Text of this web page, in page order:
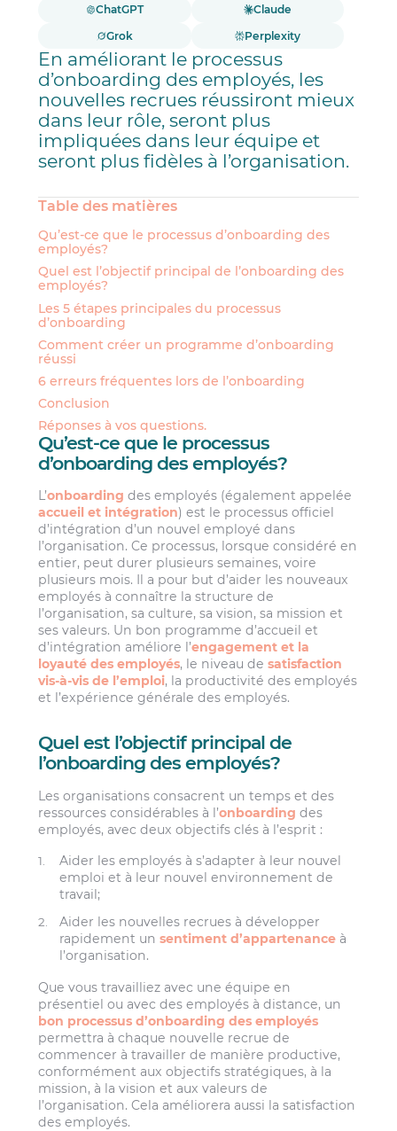
ChatGPT
Claude
Grok
Perplexity
En améliorant le processus
d’onboarding des employés, les
nouvelles recrues réussiront mieux
dans leur rôle, seront plus
impliquées dans leur équipe et
seront plus fidèles à l’organisation.
Table des matières
Qu’est-ce que le processus d’onboarding des
employés?
Quel est l’objectif principal de l’onboarding des
employés?
Les 5 étapes principales du processus
d’onboarding
Comment créer un programme d’onboarding
réussi
6 erreurs fréquentes lors de l’onboarding
Conclusion
Réponses à vos questions.
Qu’est-ce que le processus
d’onboarding des employés?
L’onboarding des employés (également appelée
accueil et intégration) est le processus officiel
d’intégration d’un nouvel employé dans
l’organisation. Ce processus, lorsque considéré en
entier, peut durer plusieurs semaines, voire
plusieurs mois. Il a pour but d’aider les nouveaux
employés à connaître la structure de
l’organisation, sa culture, sa vision, sa mission et
ses valeurs. Un bon programme d’accueil et
d’intégration améliore l’engagement et la
loyauté des employés, le niveau desatisfaction
vis-à-vis de l’emploi, la productivité des employés
et l’expérience générale des employés.
Quel est l’objectif principal de
l’onboarding des employés?
Les organisations consacrent un temps et des
ressources considérables à l’onboarding des
employés, avec deux objectifs clés à l’esprit :
Aider les employés à s’adapter à leur nouvel
emploi et à leur nouvel environnement de
travail;
Aider les nouvelles recrues à développer
rapidement unsentiment d’appartenance à
l’organisation.
Que vous travailliez avec une équipe en
présentiel ou avec des employés à distance, un
bon processus d’onboarding des employés
permettra à chaque nouvelle recrue de
commencer à travailler de manière productive,
conformément aux objectifs stratégiques, à la
mission, à la vision et aux valeurs de
l’organisation. Cela améliorera aussi la satisfaction
des employés.